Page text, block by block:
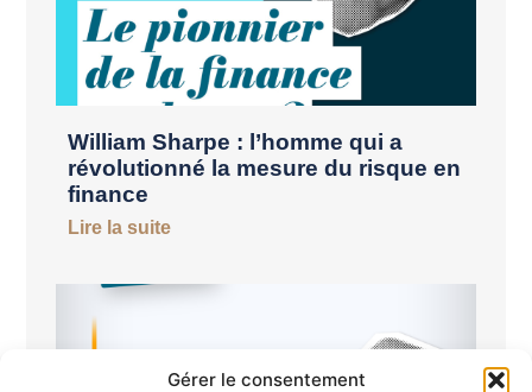
Gérer le consentement
William Sharpe : l’homme qui a
révolutionné la mesure du risque en
finance
Lire la suite